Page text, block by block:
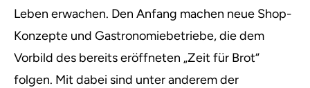
Leben erwachen. Den Anfang machen neue Shop-
Konzepte und Gastronomiebetriebe, die dem
Vorbild des bereits eröffneten „Zeit für Brot“
folgen. Mit dabei sind unter anderem der